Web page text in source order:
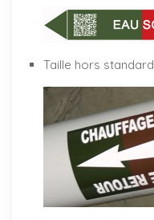
Taille hors standard